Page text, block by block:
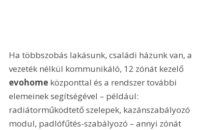
Ha többszobás lakásunk, családi házunk van, a
vezeték nélkül kommunikáló, 12 zónát kezelő
evohome központtal és a rendszer további
elemeinek segítségével – például:
radiátorműködtető szelepek, kazánszabályozó
modul, padlófűtés-szabályozó – annyi zónát